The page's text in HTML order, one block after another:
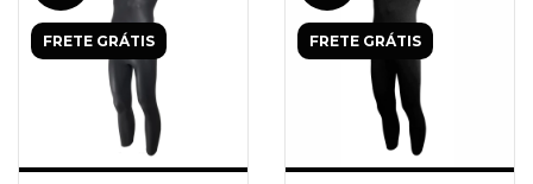
FRETE GRÁTIS FRETE GRÁTIS